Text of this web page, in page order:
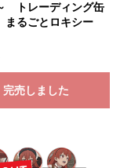
トレーディング缶
るごとロキシー
完売しました